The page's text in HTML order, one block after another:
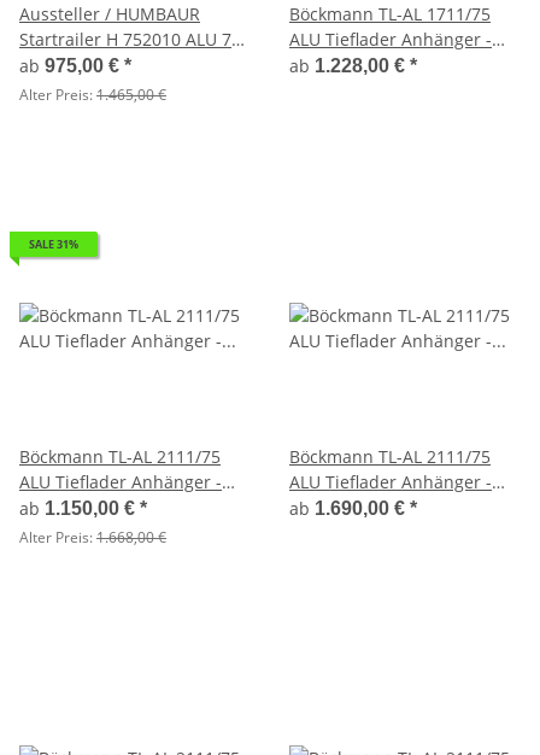
Aussteller / HUMBAUR
Startrailer H 752010 ALU 750
kg ungebremst 205 x 109
ab 975,00 € *
Alter Preis:1.465,00 €
Böckmann TL-AL 1711/75
ALU Tieflader Anhänger -
ungebremst
ab 1.228,00 € *
SALE 31%
Böckmann TL-AL 2111/75
ALU Tieflader Anhänger -
ungebremst
ab 1.150,00 € *
Alter Preis:1.668,00 €
Böckmann TL-AL 2111/75
ALU Tieflader Anhänger -
ungebremst mit ALU
ab 1.690,00 € *